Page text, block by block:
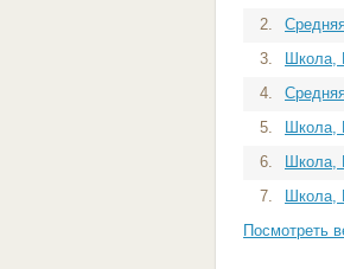
2.
3.
Школа,
4.
5.
Школа,
6.
Школа,
7.
Школа,
Посмотреть